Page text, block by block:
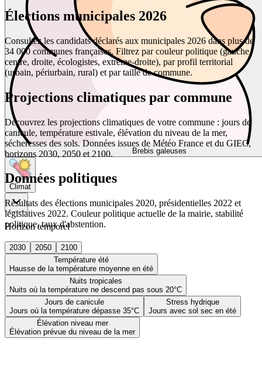
Brebis galeuses
Climat
Horizon temporel
2030 2050
2100
Température été
Hausse de la température moyenne en été
Nuits tropicales
Nuits où la température ne descend pas sous 20°C
Jours de canicule
Jours où la température dépasse 35°C
Stress hydrique
Jours avec sol sec en été
Élévation niveau mer
Élévation prévue du niveau de la mer
Élections municipales 2026
Consultez les candidats déclarés aux municipales 2026 dans plus de
34 000 communes françaises. Filtrez par couleur politique (gauche,
centre, droite, écologistes, extrême-droite), par profil territorial
(urbain, périurbain, rural) et par taille de commune.
Projections climatiques par commune
Découvrez les projections climatiques de votre commune : jours de
canicule, température estivale, élévation du niveau de la mer,
sécheresses des sols. Données issues de Météo France et du GIEC,
horizons 2030, 2050 et 2100.
Données politiques
Résultats des élections municipales 2020, présidentielles 2022 et
législatives 2022. Couleur politique actuelle de la mairie, stabilité
politique, taux d'abstention.